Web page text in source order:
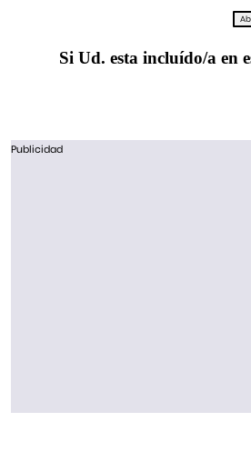
Si Ud. esta incluído/a en
Publicidad